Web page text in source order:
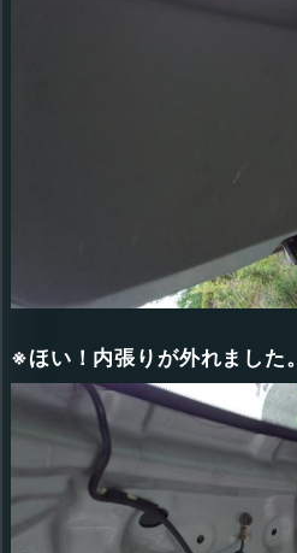
※ほい！内張りが外れました。